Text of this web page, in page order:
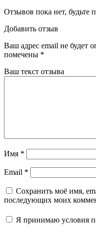
Отзывов пока нет, будьте
Добавить отзыв
Ваш адрес email не будет
помечены *
Ваш текст отзыва
Имя *
Email *
Сохранить моё имя,
последующих моих
Я принимаю условия